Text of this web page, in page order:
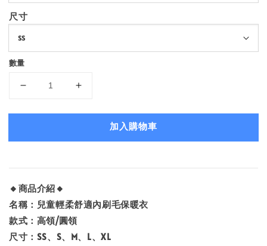
尺寸
數量
加入購物車
🔸商品介紹🔸
名稱：兒童輕柔舒適內刷毛保暖衣
款式：高領/圓領
尺寸：SS、S、M、L、XL